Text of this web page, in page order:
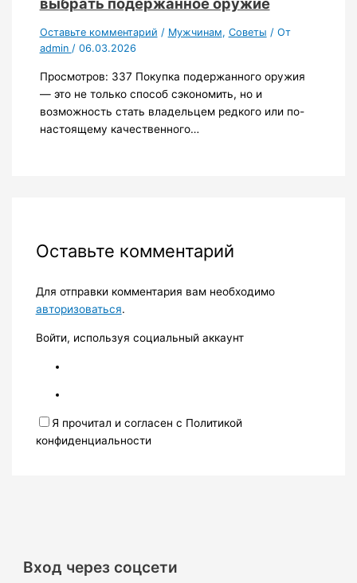
Оставьте комментарий / Мужчинам, Советы / От
admin / 06.03.2026
Просмотров: 337 Покупка подержанного оружия
— это не только способ сэкономить, но и
возможность стать владельцем редкого или по-
настоящему качественного…
Оставьте комментарий
Для отправки комментария вам необходимо
авторизоваться.
Войти, используя социальный аккаунт
Я прочитал и согласен с Политикой
конфиденциальности
Вход через соцсети